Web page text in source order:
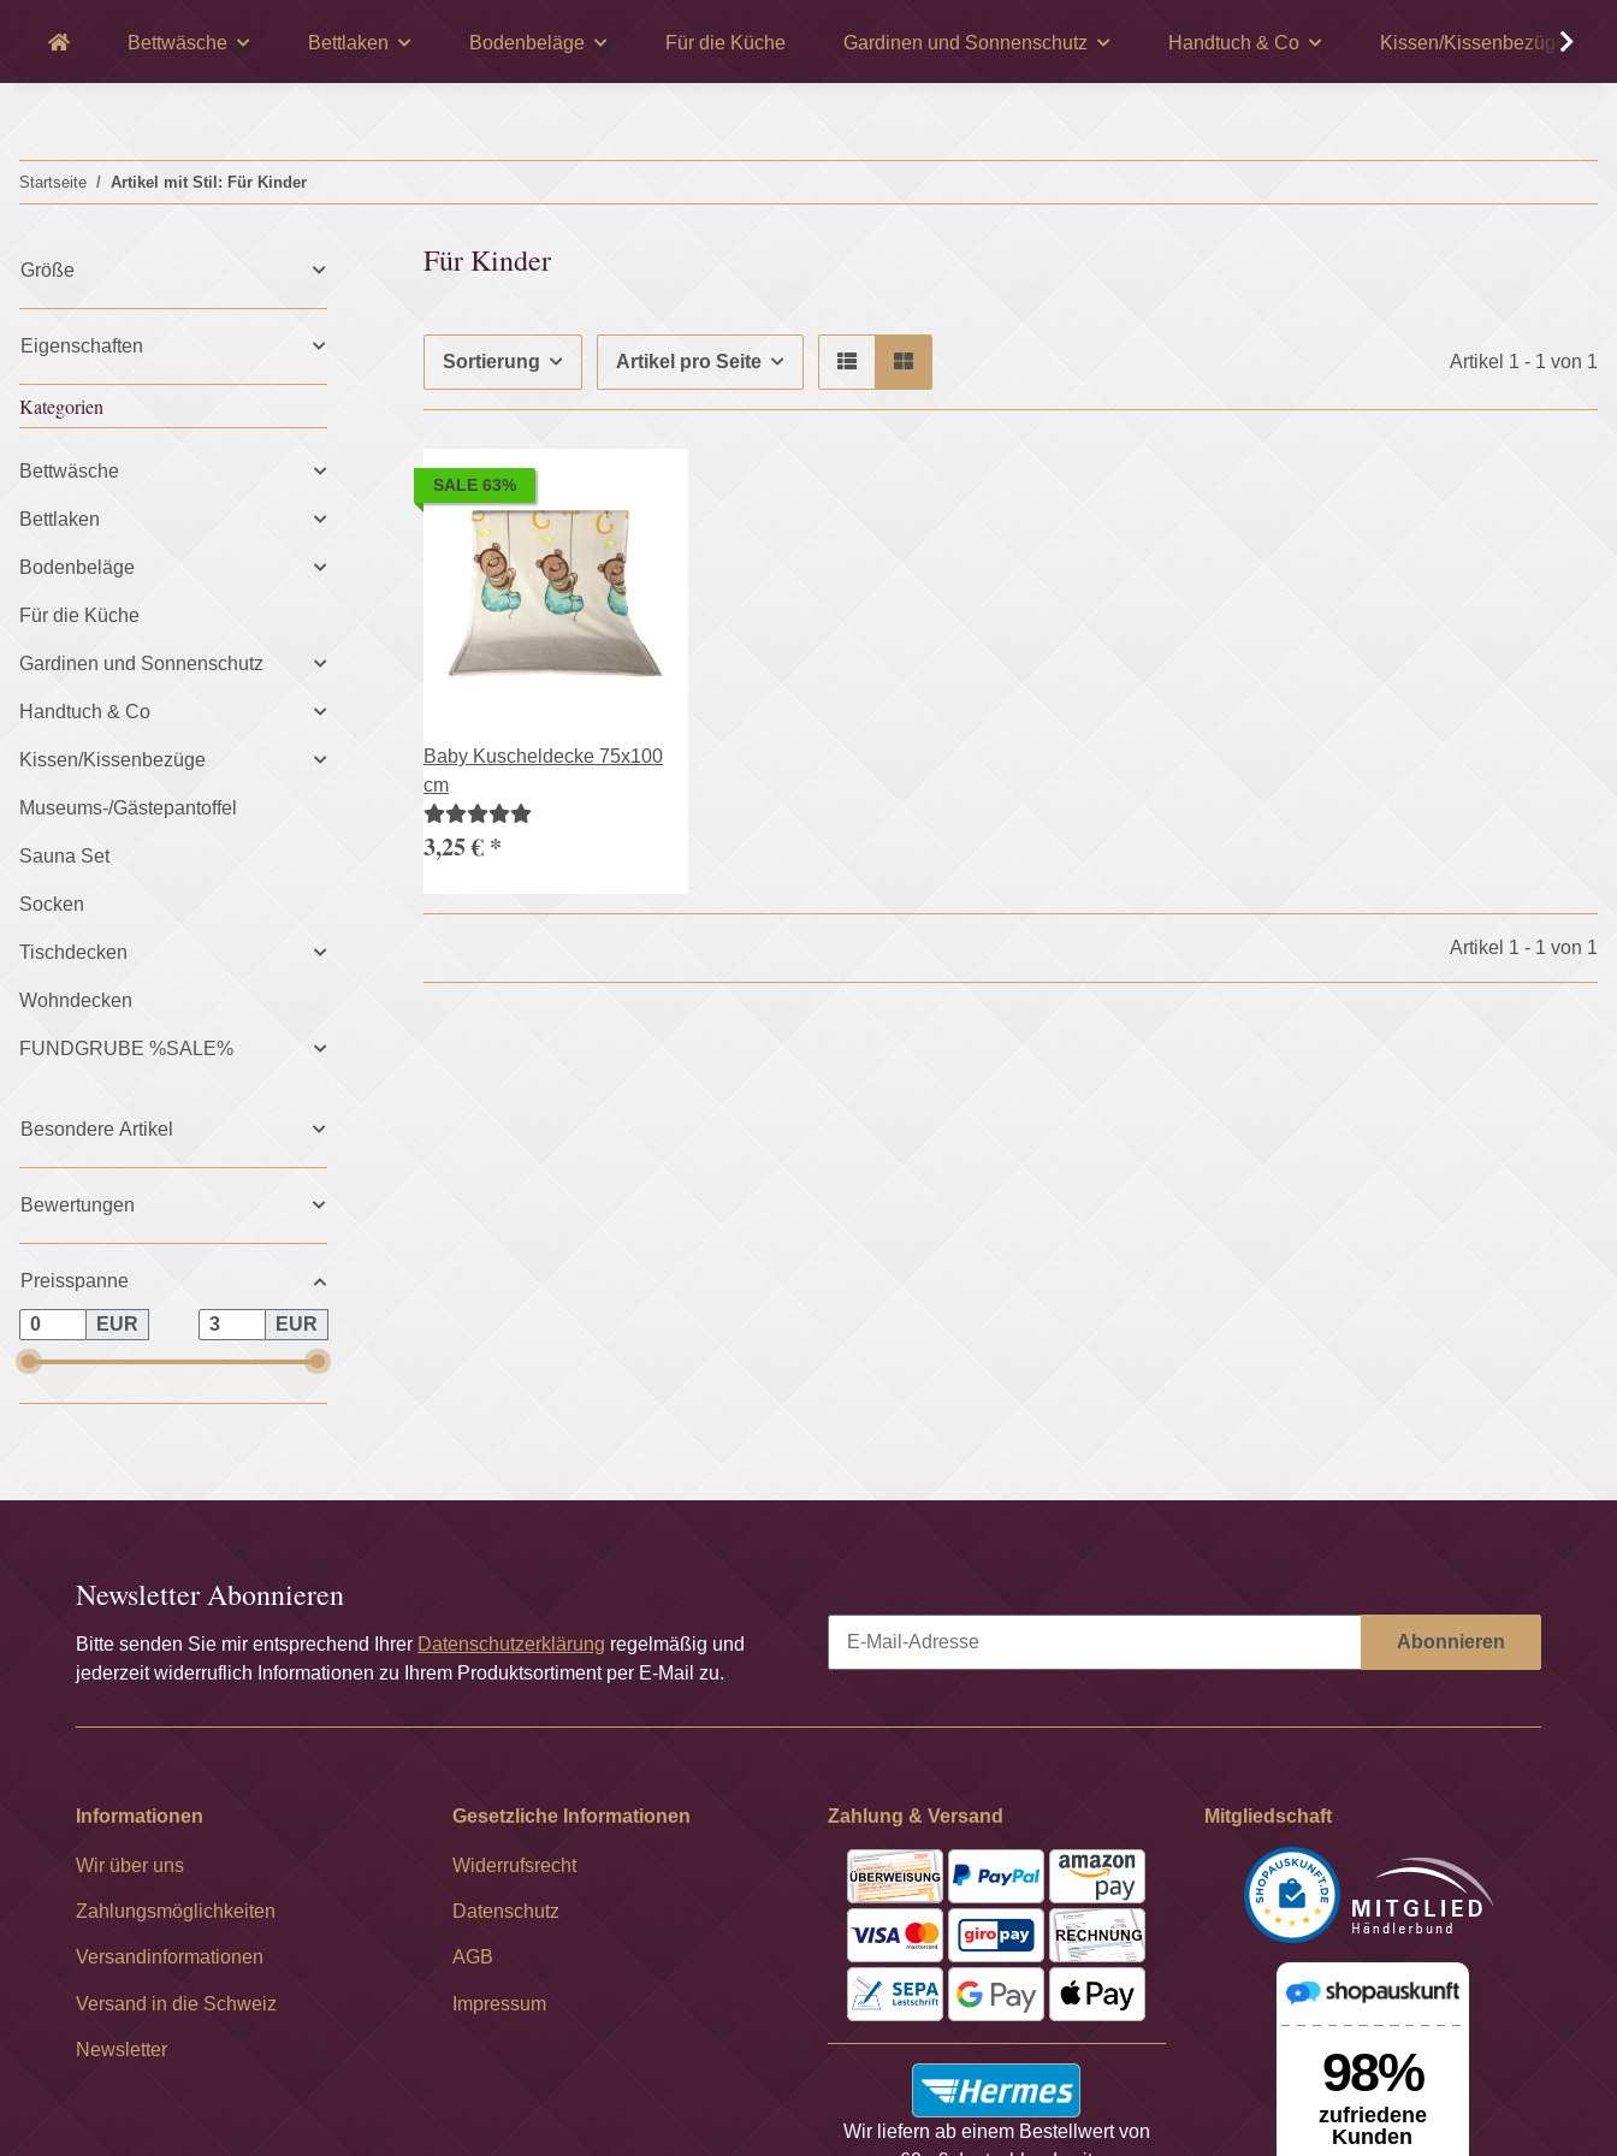
Bettwäsche Bettlaken Bodenbeläge Für die Küche Gardinen und Sonnenschutz Handtuch & Co Kissen/Kissenbezüge
Startseite Artikel mit Stil: Für Kinder
Für Kinder
Sortierung Artikel pro Seite Artikel 1 - 1 von 1
SALE 63%
Baby Kuscheldecke 75x100
cm
3,25 € *
Artikel 1 - 1 von 1
Größe
Eigenschaften
Kategorien
Bettwäsche
Bettlaken
Bodenbeläge
Für die Küche
Gardinen und Sonnenschutz
Handtuch & Co
Kissen/Kissenbezüge
Museums-/Gästepantoffel
Sauna Set
Socken
Tischdecken
Wohndecken
FUNDGRUBE %SALE%
Besondere Artikel
Bewertungen
Preisspanne
EUR EUR
Newsletter Abonnieren
Bitte senden Sie mir entsprechend Ihrer Datenschutzerklärung regelmäßig und
jederzeit widerruflich Informationen zu Ihrem Produktsortiment per E-Mail zu.
Abonnieren
Informationen
Wir über uns
Zahlungsmöglichkeiten
Versandinformationen
Versand in die Schweiz
Newsletter
Gesetzliche Informationen
Widerrufsrecht
Datenschutz
AGB
Impressum
Zahlung & Versand
Wir liefern ab einem Bestellwert von
Mitgliedschaft